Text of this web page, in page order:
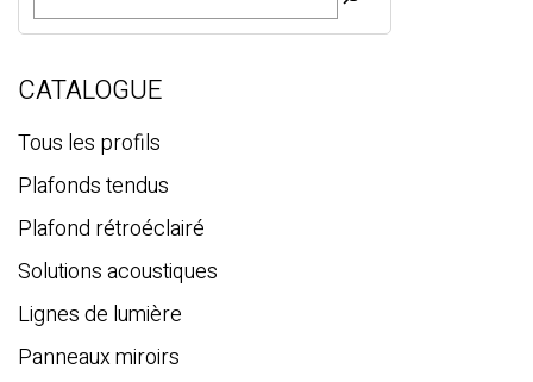
c
e
c
h
e
CATALOGUE
Tous les profils
Plafonds tendus
Plafond rétroéclairé
Solutions acoustiques
Lignes de lumière
Panneaux miroirs